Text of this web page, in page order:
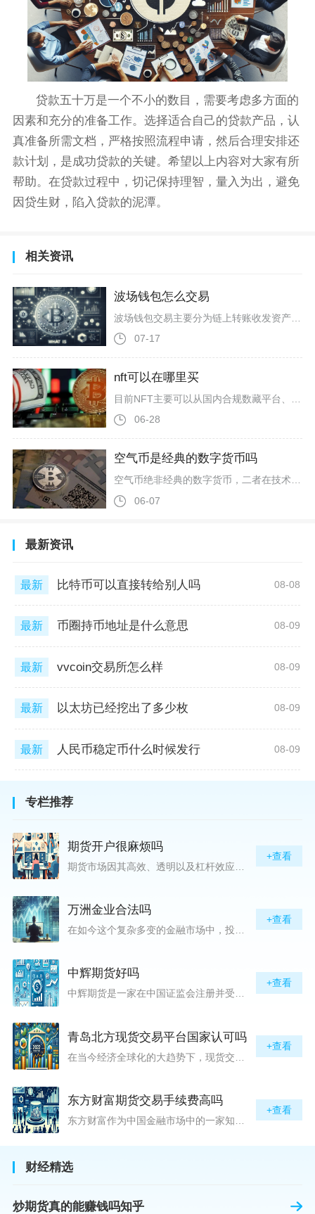
贷款五十万是一个不小的数目，需要考虑多方面的
因素和充分的准备工作。选择适合自己的贷款产品，认
真准备所需文档，严格按照流程申请，然后合理安排还
款计划，是成功贷款的关键。希望以上内容对大家有所
帮助。在贷款过程中，切记保持理智，量入为出，避免
因贷生财，陷入贷款的泥潭。
相关资讯
波场钱包怎么交易
07-17
nft可以在哪里买
06-28
空气币是经典的数字货币吗
空气币绝非经典的数字货币，二者在技术内核、价值支撑、运行机制与市场属性上存在本质区别，空气币本质是无真实价值支撑的虚假代币，而经典数字货币是具备完整技术体系、去中心化特征与实际应用价值的加密资产。经典数字货币以比特币、以太坊为核心代表，诞生于区块链技术的创新应用，具备不可篡改、去中心化、开源透明三大核心特质。比特币作为首个经典数字货币，2009年诞生时便确立总量2100万枚的稀缺性规则，代码完全开源，交易记录可在区块链浏览器公开查询，去中心化节点遍布全球，无任何单一机构或个人
06-07
最新资讯
最新 比特币可以直接转给别人吗 08-08
最新 币圈持币地址是什么意思 08-09
最新 vvcoin交易所怎么样 08-09
最新 以太坊已经挖出了多少枚 08-09
最新 人民币稳定币什么时候发行 08-09
专栏推荐
期货开户很麻烦吗
+查看
万洲金业合法吗
+查看
中辉期货好吗
中辉期货是一家在中国证监会注册并受其监管的期货公司。以其强大的资本实力、稳健的经营策略和严格的风险控制体系，赢得了业界的广泛认可和客户的信任。从公司成立时间、注册资本、经营范围以及历年的经营成绩来看，中辉期货展现出的行业地位和实力，为投资者提供了一定程度的信心保障。中辉期货提供包括期货交易、期货投资咨询、资产管理等在内的全方位服务。公司拥有一支经验丰富、专业素质高的团队，他们对市场动态有着敏锐的洞察力，能够为客户提供准确的市场分析和投资策略建议，帮助客户在复杂多变的市场中稳健
+查看
青岛北方现货交易平台国家认可吗
+查看
东方财富期货交易手续费高吗
+查看
财经精选
炒期货真的能赚钱吗知乎